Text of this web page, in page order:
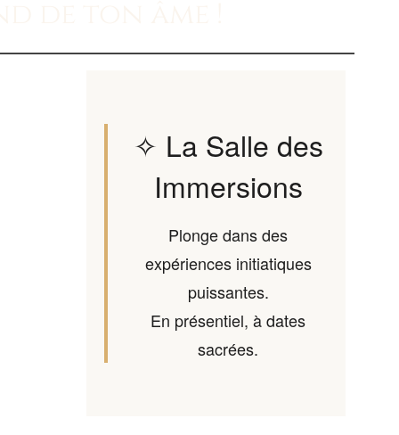
✧ La Salle des
Immersions
Plonge dans des
expériences initiatiques
puissantes.
En présentiel, à dates
sacrées.